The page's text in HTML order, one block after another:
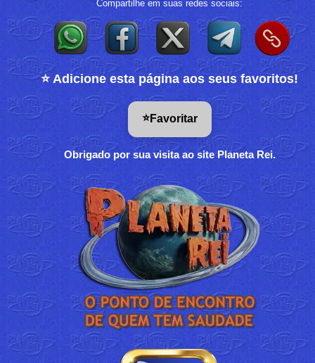
Compartilhe em suas redes sociais:
⭐ Adicione esta página aos seus favoritos!
⭐Favoritar
Obrigado por sua visita ao site Planeta Rei.